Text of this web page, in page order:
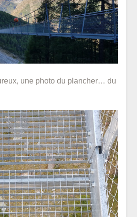
une photo du plancher… du